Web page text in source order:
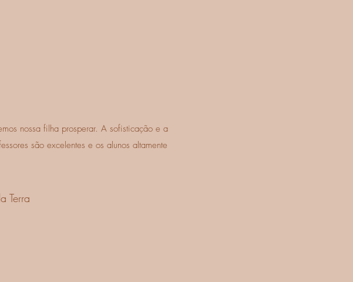
nossa filha prosperar. A sofisticação e a
são excelentes e os alunos altamente
Terra